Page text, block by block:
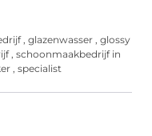
, glazenwasser , glossy
, schoonmaakbedrijf in
, specialist